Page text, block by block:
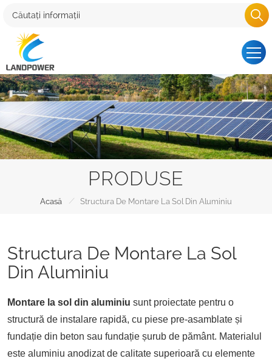
PRODUSE
Acasă / Structura De Montare La Sol Din Aluminiu
Structura De Montare La Sol
Din Aluminiu
Montare la sol din aluminiu sunt proiectate pentru o
structură de instalare rapidă, cu piese pre-asamblate și
fundație din beton sau fundație șurub de pământ. Materialul
este aluminiu anodizat de calitate superioară cu elemente